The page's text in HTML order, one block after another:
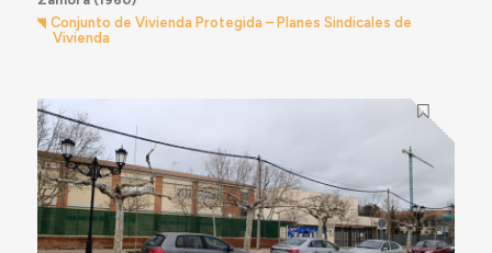
Conjunto de Vivienda Protegida – Planes Sindicales de
Vivienda